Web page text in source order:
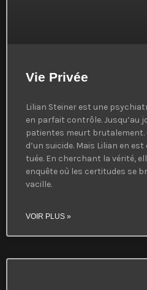
Vie Privée
Lilian Steiner est une
en parfait contrôle. Jusqu’au
patientes meurt brutalement.
d’un suicide. Mais Lilian en
tuée. En cherchant la vérité,
enquête où les certitudes se
vacille.
VOIR PLUS »